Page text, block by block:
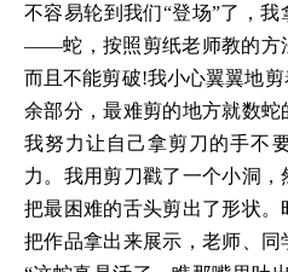
不容易轮到我们“登场”了，
——蛇，按照剪纸老师教的方
而且不能剪破!我小心翼翼地
余部分，最难剪的地方就数蛇
我努力让自己拿剪刀的手不
力。我用剪刀戳了一个小洞
把最困难的舌头剪出了形状
把作品拿出来展示，老师、同